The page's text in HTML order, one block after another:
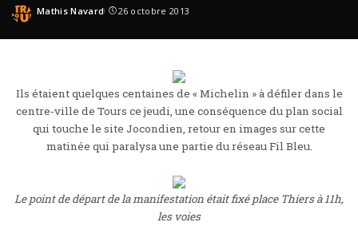
Mathis Navard 26 octobre 2013
Ils étaient quelques centaines de « Michelin » à défiler dans le
centre-ville de Tours ce jeudi, une conséquence du plan social
qui touche le site Jocondien, retour en images sur cette
matinée qui paralysa une partie du réseau Fil Bleu.
Le point de départ de la manifestation était fixé place Thiers à 11h,
les voies